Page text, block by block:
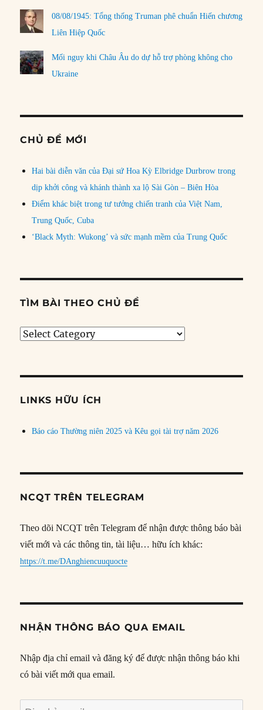
08/08/1945: Tổng thống Truman phê chuẩn Hiến chương
Liên Hiệp Quốc
Mối nguy khi Châu Âu do dự hỗ trợ phòng không cho
Ukraine
CHỦ ĐỀ MỚI
Hai bài diễn văn của Đại sứ Hoa Kỳ Elbridge Durbrow trong
dịp khởi công và khánh thành xa lộ Sài Gòn – Biên Hòa
Điểm khác biệt trong tư tưởng chiến tranh của Việt Nam,
Trung Quốc, Cuba
‘Black Myth: Wukong’ và sức mạnh mềm của Trung Quốc
TÌM BÀI THEO CHỦ ĐỀ
Tìm
đề
LINKS HỮU ÍCH
Báo cáo Thường niên 2025 và Kêu gọi tài trợ năm 2026
NCQT TRÊN TELEGRAM
Theo dõi NCQT trên Telegram để nhận được thông báo bài
viết mới và các thông tin, tài liệu… hữu ích khác:
https://t.me/DAnghiencuuquocte
NHẬN THÔNG BÁO QUA EMAIL
Nhập địa chỉ email và đăng ký để được nhận thông báo khi
có bài viết mới qua email.
Địa